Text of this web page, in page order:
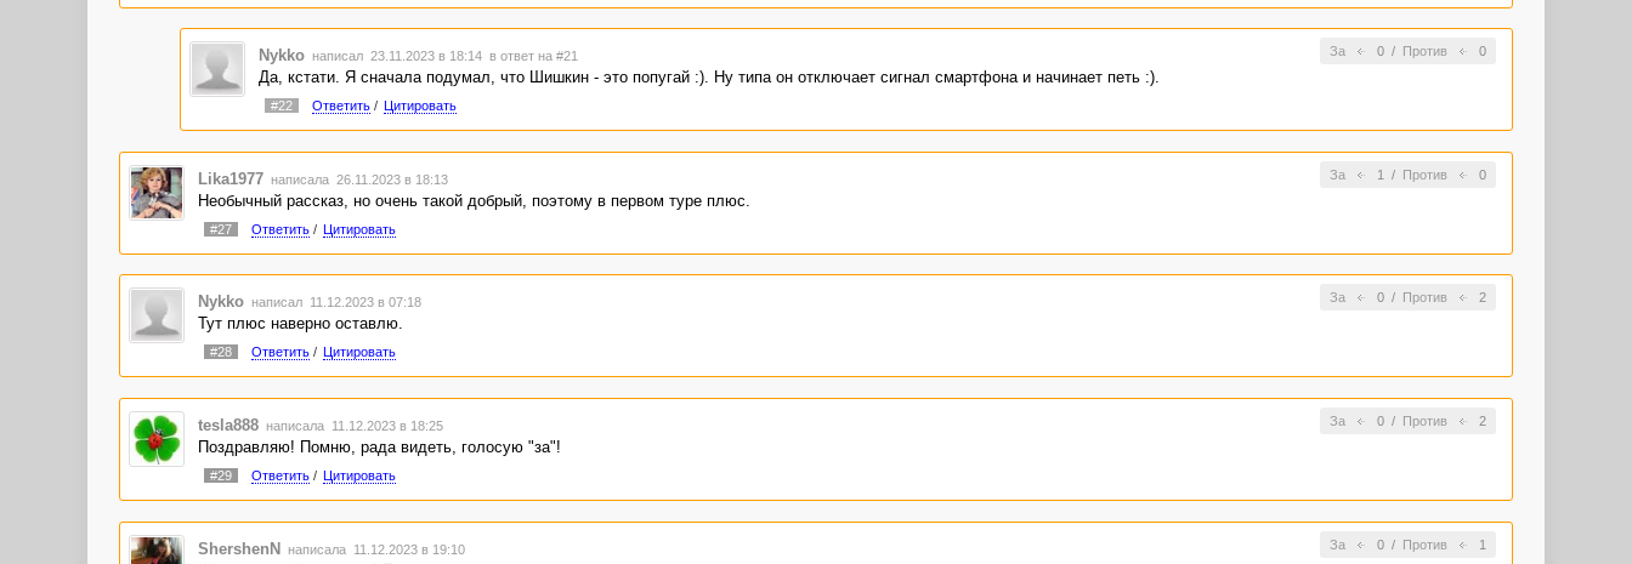
За 0/ Против 0
Nykko написал 23.11.2023 в 18:14 в ответ на #21
Да, кстати. Я сначала подумал, что Шишкин - это попугай :). Ну типа он отключает сигнал смартфона и начинает петь :).
#22 Ответить/ Цитировать
За 1 / Против 0
Lika1977 написала 26.11.2023 в 18:13
Необычный рассказ, но очень такой добрый, поэтому в первом туре плюс.
#27 Ответить/ Цитировать
За 0/ Против 2
Nykko написал 11.12.2023 в 07:18
Тут плюс наверно оставлю.
#28 Ответить/ Цитировать
За 0/ Против 2
tesla888 написала 11.12.2023 в 18:25
Поздравляю! Помню, рада видеть, голосую "за"!
#29 Ответить/ Цитировать
За 0/ Против 1
ShershenN написала 11.12.2023 в 19:10